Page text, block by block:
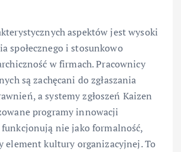
aspektów jest wysoki
społecznego i stosunkowo
w firmach. Pracownicy
są zachęcani do zgłaszania
a systemy zgłoszeń Kaizen
programy innowacji
nie jako formalność,
element kultury organizacyjnej. To